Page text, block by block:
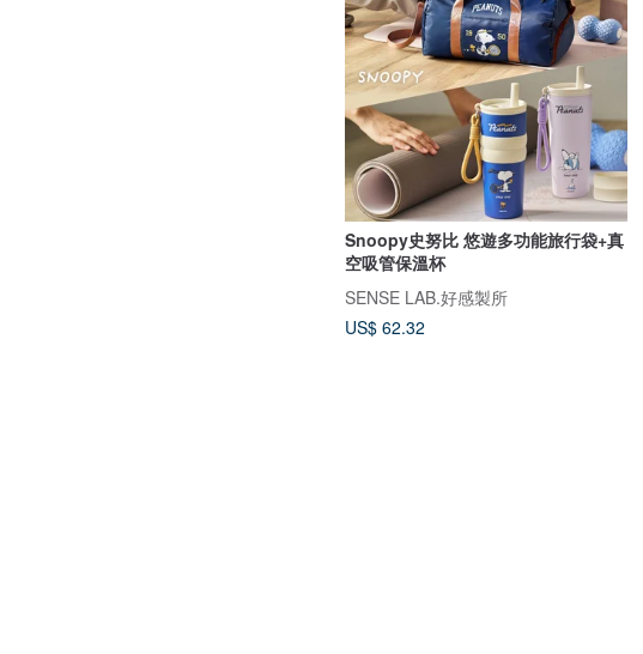
Snoopy史努比 悠遊多功能旅行袋+真
空吸管保溫杯
SENSE LAB.好感製所
US$ 62.32